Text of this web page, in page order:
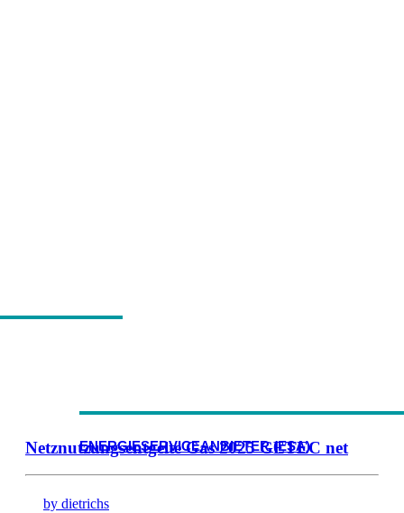
ENERGIESERVICEANBIETER (ESA)
Netznutzungsentgelte Gas 2025 GETEC net
by dietrichs